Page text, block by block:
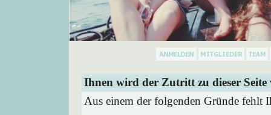
Ihnen wird der Zutritt zu dieser Seite
Aus einem der folgenden Gründe fehlt